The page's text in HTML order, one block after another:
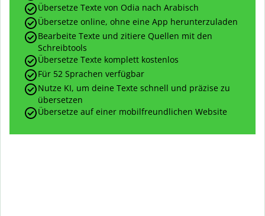
Übersetze Texte von Odia nach Arabisch
Übersetze online, ohne eine App herunterzuladen
Bearbeite Texte und zitiere Quellen mit den
Schreibtools
Übersetze Texte komplett kostenlos
Für 52 Sprachen verfügbar
Nutze KI, um deine Texte schnell und präzise zu
übersetzen
Übersetze auf einer mobilfreundlichen Website